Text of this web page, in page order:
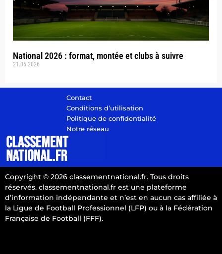
National 2026 : format, montée et clubs à suivre
21.06.2026
Contact
Conditions d’utilisation
Politique de confidentialité
Notre réseau
Copyright © 2026 classementnational.fr. Tous droits
réservés. classementnational.fr est une plateforme
d’information indépendante et n’est en aucun cas affiliée à
la Ligue de Football Professionnel (LFP) ou à la Fédération
Française de Football (FFF).